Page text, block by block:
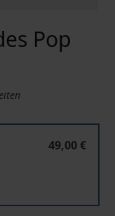
Pop
49,00 €